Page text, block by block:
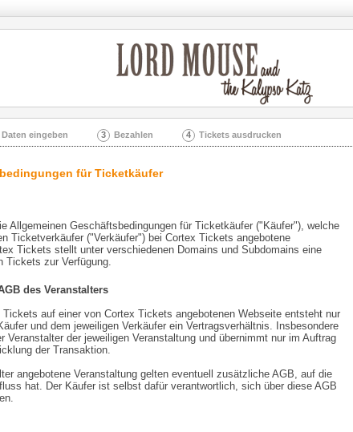
Daten eingeben 3 Bezahlen 4 Tickets ausdrucken
für Ticketkäufer
Allgemeinen Geschäftsbedingungen für Ticketkäufer ("Käufer"), welche
Ticketverkäufer ("Verkäufer") bei Cortex Tickets angebotene
Tickets stellt unter verschiedenen Domains und Subdomains eine
Tickets zur Verfügung.
des Veranstalters
auf einer von Cortex Tickets angebotenen Webseite entsteht nur
und dem jeweiligen Verkäufer ein Vertragsverhältnis. Insbesondere
Veranstalter der jeweiligen Veranstaltung und übernimmt nur im Auftrag
der Transaktion.
angebotene Veranstaltung gelten eventuell zusätzliche AGB, auf die
hat. Der Käufer ist selbst dafür verantwortlich, sich über diese AGB